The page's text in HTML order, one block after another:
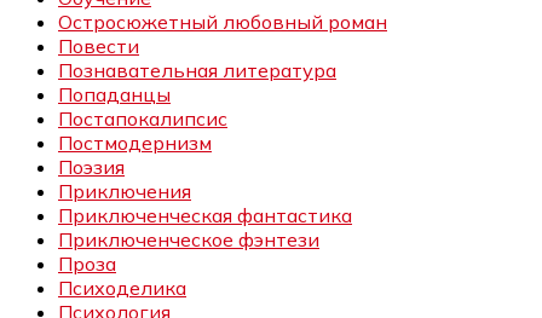
Остросюжетный любовный роман
Повести
Познавательная литература
Попаданцы
Постапокалипсис
Постмодернизм
Поэзия
Приключения
Приключенческая фантастика
Приключенческое фэнтези
Проза
Психоделика
Психология